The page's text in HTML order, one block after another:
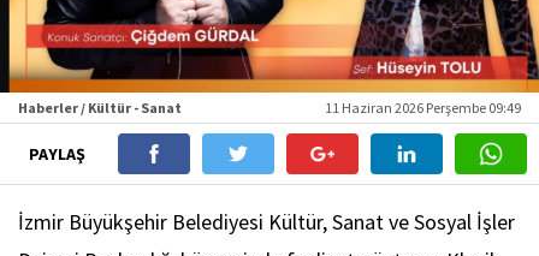
Haberler / Kültür - Sanat 11 Haziran 2026 Perşembe 09:49
PAYLAŞ
İzmir Büyükşehir Belediyesi Kültür, Sanat ve Sosyal İşler